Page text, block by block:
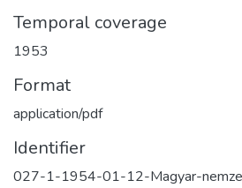
Temporal coverage
1953
Format
application/pdf
Identifier
027-1-1954-01-12-Magyar-